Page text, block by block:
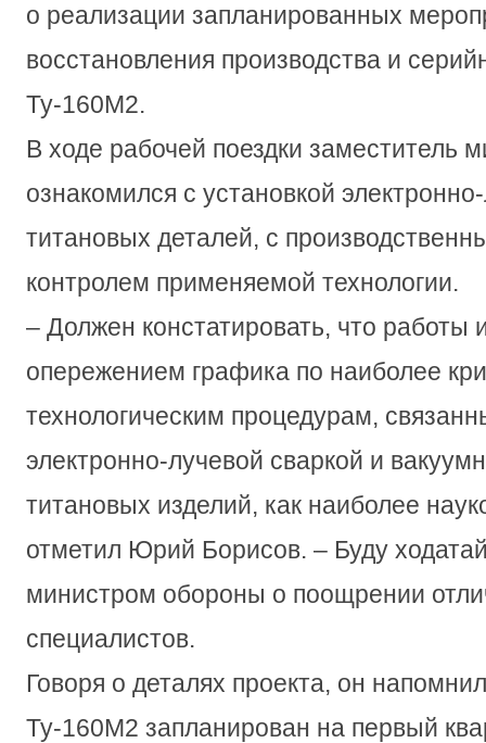
о реализации запланированных
восстановления производства и
Ту-160М2.
В ходе рабочей поездки заместитель
ознакомился с установкой
титановых деталей, с
контролем применяемой технологии.
– Должен констатировать, что работы
опережением графика по наиболее
технологическим процедурам,
электронно-лучевой сваркой и
титановых изделий, как наиболее
отметил Юрий Борисов. – Буду
министром обороны о поощрении
специалистов.
Говоря о деталях проекта, он
Ту-160М2 запланирован на первый